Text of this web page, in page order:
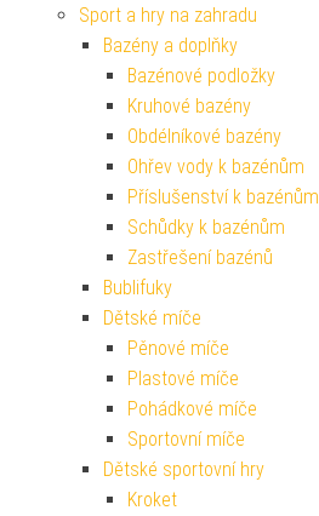
Sport a hry na zahradu
Bazény a doplňky
Bazénové podložky
Kruhové bazény
Obdélníkové bazény
Ohřev vody k bazénům
Příslušenství k bazénům
Schůdky k bazénům
Zastřešení bazénů
Bublifuky
Dětské míče
Pěnové míče
Plastové míče
Pohádkové míče
Sportovní míče
Dětské sportovní hry
Kroket